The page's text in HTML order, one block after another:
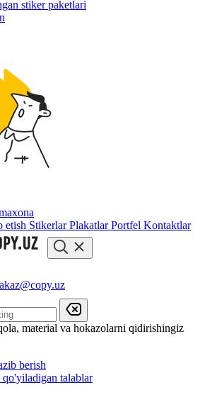
stiker paketlari
etish StikerlarPlakatlarPortfel Kontaktlar
material va hokazolarni qidirishingiz
berish
qo'yiladigan talablar